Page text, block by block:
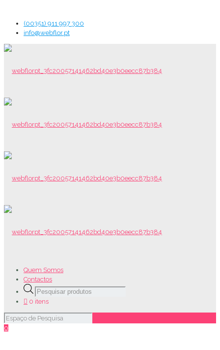
(00351) 911 997 300
info@webflor.pt
Quem Somos
Contactos
Products
search
0 itens
0